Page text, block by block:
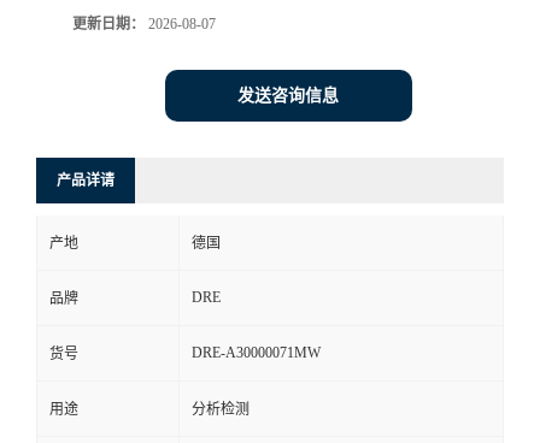
更新日期： 2026-08-07
发送咨询信息
产品详请
产地 德国
品牌 DRE
货号 DRE-A30000071MW
用途 分析检测